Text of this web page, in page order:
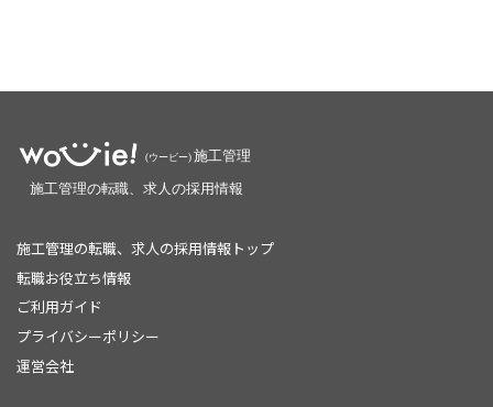
施工管理の転職、求人の採用情報トップ
転職お役立ち情報
ご利用ガイド
プライバシーポリシー
運営会社